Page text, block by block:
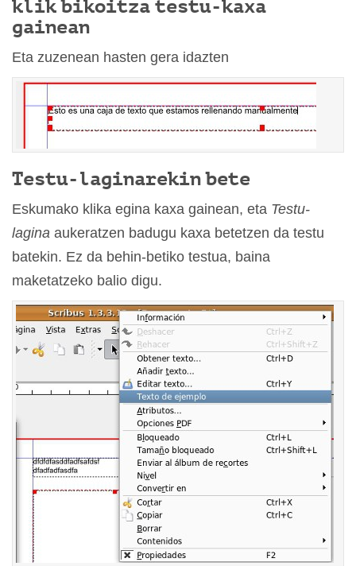
klik bikoitza testu-kaxa
gainean
Eta zuzenean hasten gera idazten
Testu-laginarekin bete
Eskumako klika egina kaxa gainean, eta Testu-
lagina aukeratzen badugu kaxa betetzen da testu
batekin. Ez da behin-betiko testua, baina
maketatzeko balio digu.